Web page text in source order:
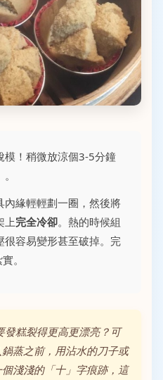
模！稍微放涼個3-5分鐘
內緣輕輕劃一圈，然後將
上完全冷卻。熱的時候組
容易變形甚至破掉。完
。
發糕裂得更高更漂亮？可
蒸之前，用沾水的刀子或
淺淺的「十」字痕跡，這